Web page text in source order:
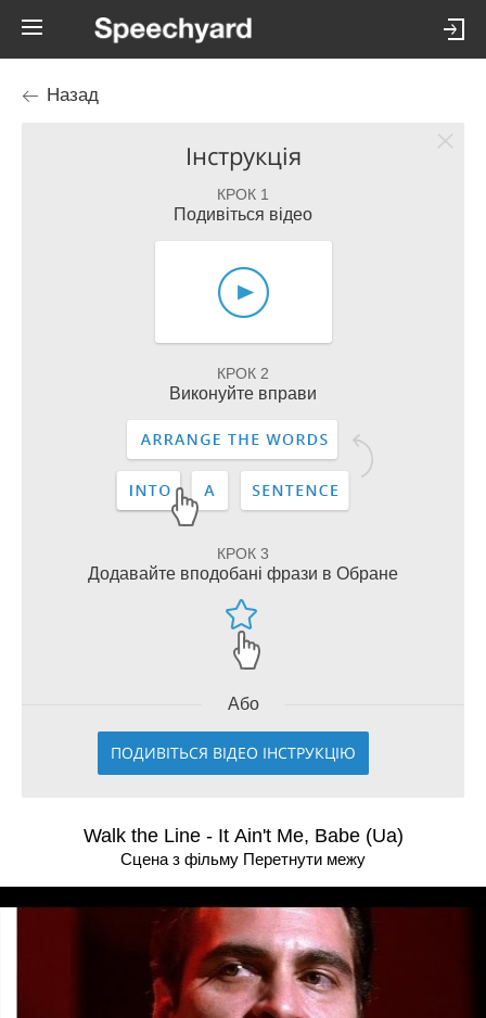
Назад
Інструкція
КРОК 1
Подивіться відео
КРОК 2
Виконуйте вправи
КРОК 3
Додавайте вподобані фрази в Обране
Або
ПОДИВІТЬСЯ ВІДЕО ІНСТРУКЦІЮ
Walk the Line - It Ain't Me, Babe (Ua)
Сцена з фільму Перетнути межу